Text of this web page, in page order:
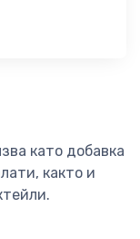
като добавка
както и